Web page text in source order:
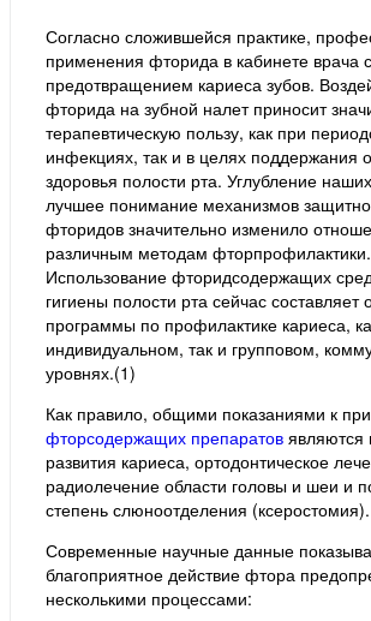
Согласно сложившейся практике,
применения фторида в кабинете врача
предотвращением кариеса зубов.
фторида на зубной налет приносит
терапевтическую пользу, как при
инфекциях, так и в целях поддержания
здоровья полости рта. Углубление
лучшее понимание механизмов
фторидов значительно изменило
различным методам фторпрофилактики.
Использование фторидсодержащих
гигиены полости рта сейчас составляет
программы по профилактике кариеса,
индивидуальном, так и групповом,
уровнях.(1)
Как правило, общими показаниями к
фторсодержащих препаратов являются
развития кариеса, ортодонтическое
радиолечение области головы и шеи и
степень слюноотделения (ксеростомия).
Современные научные данные
благоприятное действие фтора
несколькими процессами: